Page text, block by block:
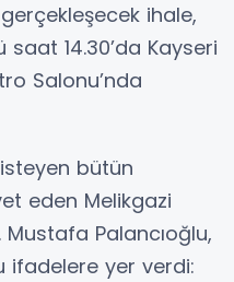
ihale,
saat 14.30’da Kayseri
Salonu’nda
bütün
eden Melikgazi
Mustafa Palancıoğlu,
ifadelere yer verdi: